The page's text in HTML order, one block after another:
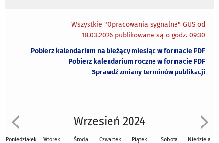
Wszystkie "Opracowania sygnalne" GUS od
18.03.2026 publikowane są o godz. 09:30
Pobierz kalendarium na bieżący miesiąc w formacie PDF
Pobierz kalendarium roczne w formacie PDF
Sprawdź zmiany terminów publikacji
Wrzesień 2024
Poniedziałek Wtorek Środa Czwartek Piątek Sobota Niedziela